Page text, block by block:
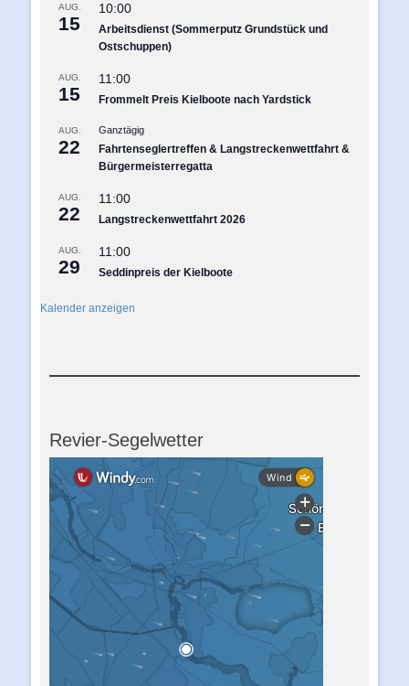
AUG.
15
10:00
Arbeitsdienst (Sommerputz Grundstück und
Ostschuppen)
AUG.
15
11:00
Frommelt Preis Kielboote nach Yardstick
AUG.
22
Ganztägig
Fahrtenseglertreffen & Langstreckenwettfahrt &
Bürgermeisterregatta
AUG.
22
11:00
Langstreckenwettfahrt 2026
AUG.
29
11:00
Seddinpreis der Kielboote
Kalender anzeigen
Revier-Segelwetter